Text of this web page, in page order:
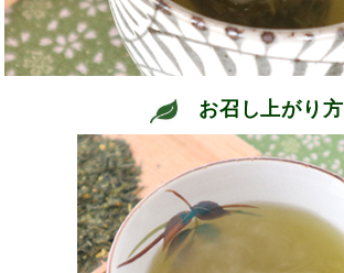
お召し上がり方